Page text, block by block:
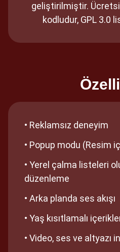
geliştirilmiştir.
kodludur, GPL 3.0
• Reklamsız deneyim
• Popup modu (Resim
• Yerel çalma listeleri
düzenleme
• Arka planda ses akışı
• Yaş kısıtlamalı
• Video, ses ve altyazı